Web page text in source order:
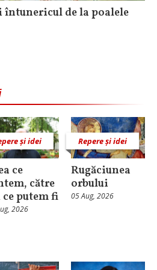
întunericul de la poalele
și idei
ce
către
ce putem fi
2026
Repere și idei
Rugăciunea
orbului
05 Aug, 2026